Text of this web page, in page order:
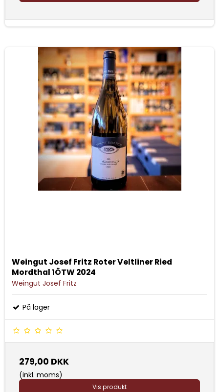
Weingut Josef Fritz Roter Veltliner Ried
Mordthal 1ÖTW 2024
Weingut Josef Fritz
På lager
279,00 DKK
(inkl. moms)
Vis produkt